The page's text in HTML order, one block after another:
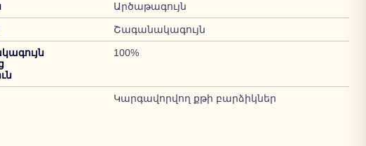
Արծաթագույն
Շագանակագույն
100%
Կարգավորվող քթի բարձիկներ